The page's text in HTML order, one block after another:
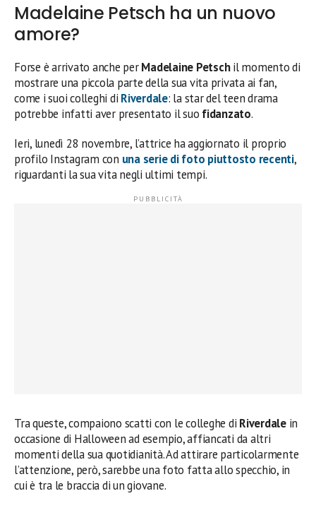
Madelaine Petsch ha un nuovo
amore?
Forse è arrivato anche perMadelaine Petschil momento di
mostrare una piccola parte della sua vita privata ai fan,
come i suoi colleghi di Riverdale: la star del teen drama
potrebbe infatti aver presentato il suo fidanzato.
Ieri, lunedì 28 novembre, l’attrice ha aggiornato il proprio
profilo Instagram con una serie di foto piuttosto recenti,
riguardanti la sua vita negli ultimi tempi.
Tra queste, compaiono scatti con le colleghe di Riverdalein
occasione di Halloween ad esempio, affiancati da altri
momenti della sua quotidianità. Ad attirare particolarmente
l’attenzione, però, sarebbe una foto fatta allo specchio, in
cui è tra le braccia di un giovane.